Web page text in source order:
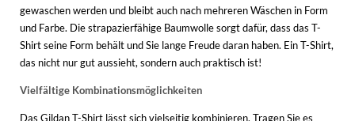
gewaschen werden und bleibt auch nach mehreren Wäschen in Form
und Farbe. Die strapazierfähige Baumwolle sorgt dafür, dass das T-
Shirt seine Form behält und Sie lange Freude daran haben. Ein T-Shirt,
das nicht nur gut aussieht, sondern auch praktisch ist!
Vielfältige Kombinationsmöglichkeiten
Das Gildan T-Shirt lässt sich vielseitig kombinieren. Tragen Sie es